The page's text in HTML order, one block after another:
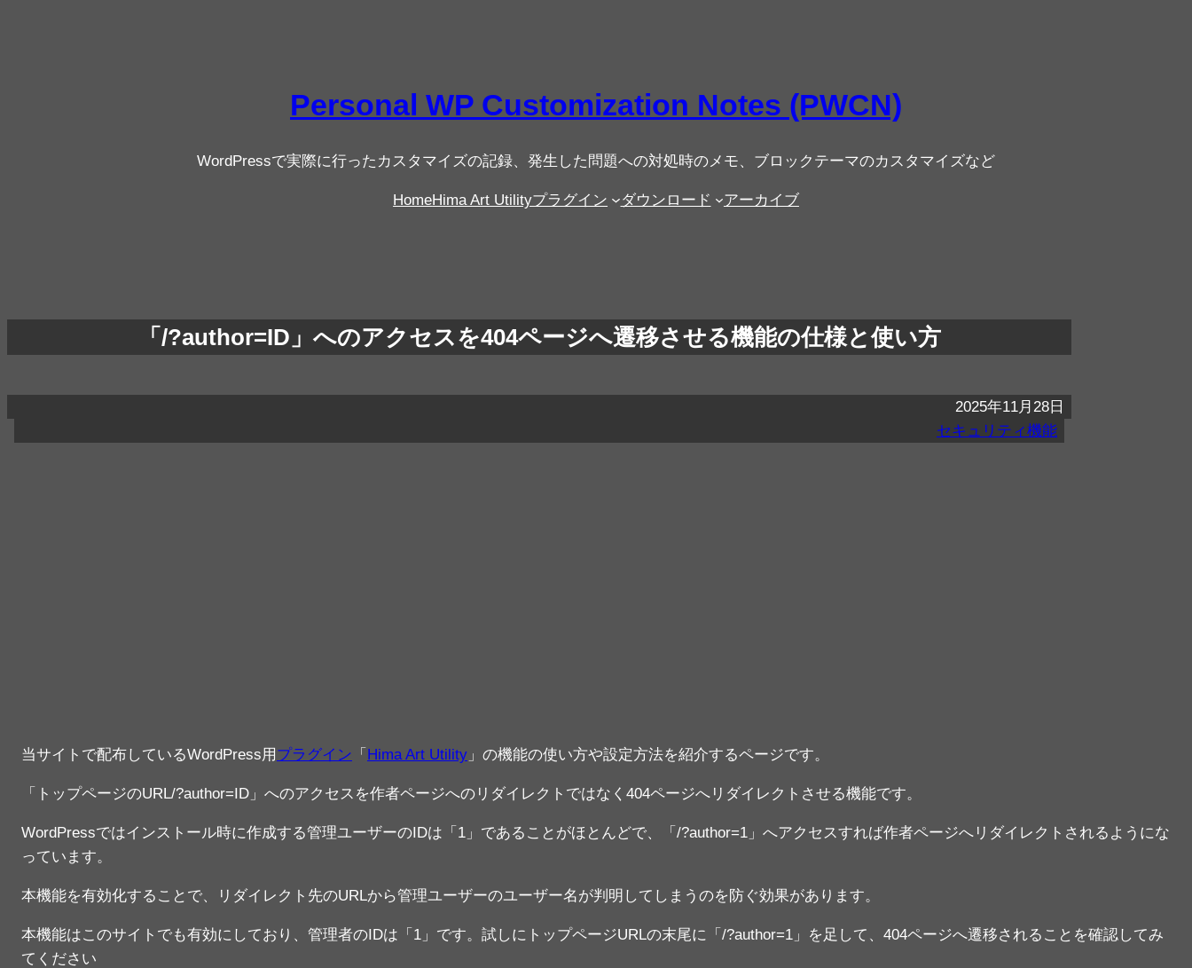
Personal WP Customization Notes (PWCN)
WordPressで実際に行ったカスタマイズの記録、発生した問題への対処時のメモ、ブロックテーマのカスタマイズなど
HomeHima Art Utilityプラグイン ダウンロード アーカイブ
「/?author=ID」へのアクセスを404ページへ遷移させる機能の仕様と使い方
2025年11月28日
セキュリティ機能
当サイトで配布しているWordPress用 プラグイン 「 Hima Art Utility 」の機能の使い方や設定方法を紹介するページです。
「トップページのURL/?author=ID」へのアクセスを作者ページへのリダイレクトではなく404ページへリダイレクトさせる機能です。
WordPressではインストール時に作成する管理ユーザーのIDは「1」であることがほとんどで、「/?author=1」へアクセスすれば作者ページへリダイレクトされるようにな
っています。
本機能を有効化することで、リダイレクト先のURLから管理ユーザーのユーザー名が判明してしまうのを防ぐ効果があります。
本機能はこのサイトでも有効にしており、管理者のIDは「1」です。試しにトップページURLの末尾に「/?author=1」を足して、404ページへ遷移されることを確認してみ
てください